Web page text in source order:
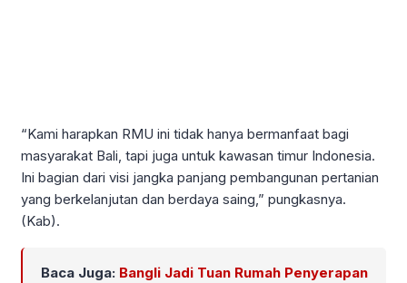
“Kami harapkan RMU ini tidak hanya bermanfaat bagi
masyarakat Bali, tapi juga untuk kawasan timur Indonesia.
Ini bagian dari visi jangka panjang pembangunan pertanian
yang berkelanjutan dan berdaya saing,” pungkasnya.
(Kab).
Baca Juga: Bangli Jadi Tuan Rumah Penyerapan